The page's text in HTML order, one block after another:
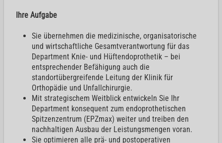
Ihre Aufgabe
Sie übernehmen die medizinische, organisatorische
und wirtschaftliche Gesamtverantwortung für das
Department Knie- und Hüftendoprothetik – bei
entsprechender Befähigung auch die
standortübergreifende Leitung der Klinik für
Orthopädie und Unfallchirurgie.
Mit strategischem Weitblick entwickeln Sie Ihr
Department konsequent zum endoprothetischen
Spitzenzentrum (EPZmax) weiter und treiben den
nachhaltigen Ausbau der Leistungsmengen voran.
Sie optimieren alle prä- und postoperativen